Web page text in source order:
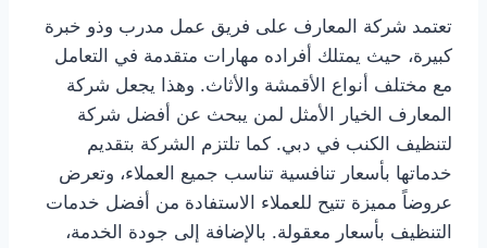
تعتمد شركة المعارف على فريق عمل مدرب وذو خبرة
كبيرة، حيث يمتلك أفراده مهارات متقدمة في التعامل
مع مختلف أنواع الأقمشة والأثاث. وهذا يجعل شركة
المعارف الخيار الأمثل لمن يبحث عن أفضل شركة
لتنظيف الكنب في دبي. كما تلتزم الشركة بتقديم
خدماتها بأسعار تنافسية تناسب جميع العملاء، وتعرض
عروضاً مميزة تتيح للعملاء الاستفادة من أفضل خدمات
التنظيف بأسعار معقولة. بالإضافة إلى جودة الخدمة،